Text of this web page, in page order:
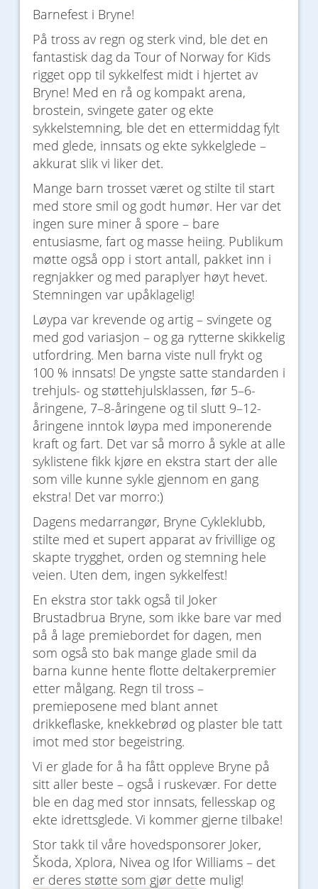
Barnefest i Bryne!
På tross av regn og sterk vind, ble det en
fantastisk dag da Tour of Norway for Kids
rigget opp til sykkelfest midt i hjertet av
Bryne! Med en rå og kompakt arena,
brostein, svingete gater og ekte
sykkelstemning, ble det en ettermiddag fylt
med glede, innsats og ekte sykkelglede –
akkurat slik vi liker det.
Mange barn trosset været og stilte til start
med store smil og godt humør. Her var det
ingen sure miner å spore – bare
entusiasme, fart og masse heiing. Publikum
møtte også opp i stort antall, pakket inn i
regnjakker og med paraplyer høyt hevet.
Stemningen var upåklagelig!
Løypa var krevende og artig – svingete og
med god variasjon – og ga rytterne skikkelig
utfordring. Men barna viste null frykt og
100 % innsats! De yngste satte standarden i
trehjuls- og støttehjulsklassen, før 5–6-
åringene, 7–8-åringene og til slutt 9–12-
åringene inntok løypa med imponerende
kraft og fart. Det var så morro å sykle at alle
syklistene fikk kjøre en ekstra start der alle
som ville kunne sykle gjennom en gang
ekstra! Det var morro:)
Dagens medarrangør, Bryne Cykleklubb,
stilte med et supert apparat av frivillige og
skapte trygghet, orden og stemning hele
veien. Uten dem, ingen sykkelfest!
En ekstra stor takk også til Joker
Brustadbrua Bryne, som ikke bare var med
på å lage premiebordet for dagen, men
som også sto bak mange glade smil da
barna kunne hente flotte deltakerpremier
etter målgang. Regn til tross –
premieposene med blant annet
drikkeflaske, knekkebrød og plaster ble tatt
imot med stor begeistring.
Vi er glade for å ha fått oppleve Bryne på
sitt aller beste – også i ruskevær. For dette
ble en dag med stor innsats, fellesskap og
ekte idrettsglede. Vi kommer gjerne tilbake!
Stor takk til våre hovedsponsorer Joker,
Škoda, Xplora, Nivea og Ifor Williams – det
er deres støtte som gjør dette mulig!